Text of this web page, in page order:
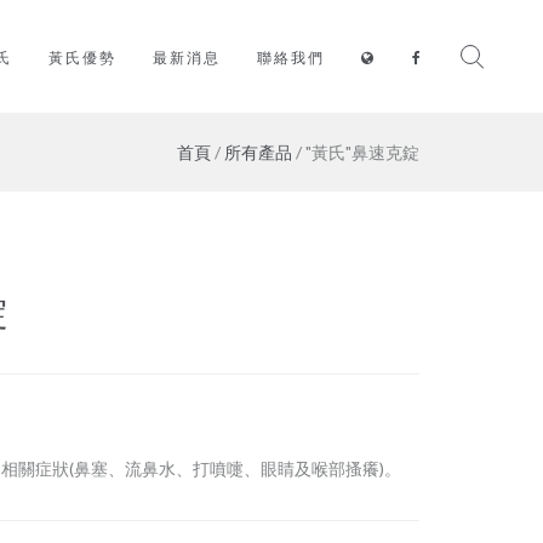
黃氏優勢 最新消息 聯絡我們
首頁/ 所有產品 / "黃氏"鼻速克錠
關症狀(鼻塞、流鼻水、打噴嚏、眼睛及喉部搔癢)。